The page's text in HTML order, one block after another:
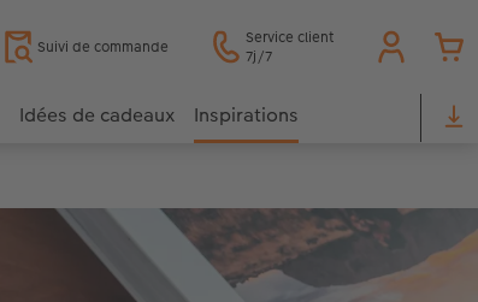
Suivi de commande
Service client
7j/7
Idées de cadeaux Inspirations